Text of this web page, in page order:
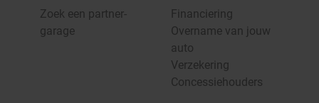
Zoek een partner-
garage
Financiering
Overname van jouw
auto
Verzekering
Concessiehouders